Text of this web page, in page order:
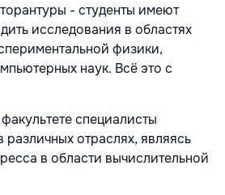
- студенты имеют
исследования в областях
физики,
наук. Всё это с
специалисты
отраслях, являясь
в области вычислительной